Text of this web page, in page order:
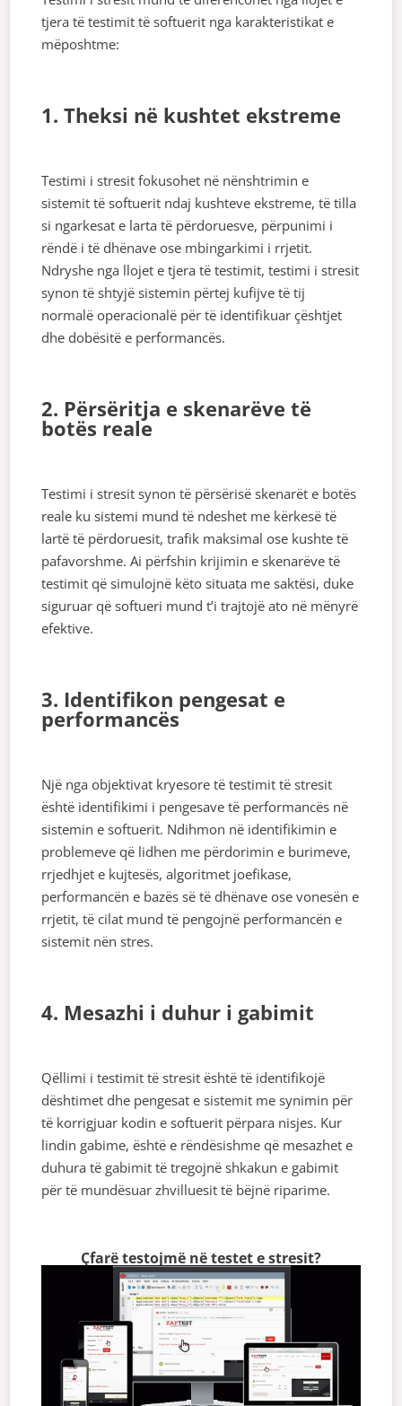
tjera të testimit të softuerit nga karakteristikat e
mëposhtme:
1. Theksi në kushtet ekstreme
Testimi i stresit fokusohet në nënshtrimin e
sistemit të softuerit ndaj kushteve ekstreme, të tilla
si ngarkesat e larta të përdoruesve, përpunimi i
rëndë i të dhënave ose mbingarkimi i rrjetit.
Ndryshe nga llojet e tjera të testimit, testimi i stresit
synon të shtyjë sistemin përtej kufijve të tij
normalë operacionalë për të identifikuar çështjet
dhe dobësitë e performancës.
2. Përsëritja e skenarëve të
botës reale
Testimi i stresit synon të përsërisë skenarët e botës
reale ku sistemi mund të ndeshet me kërkesë të
lartë të përdoruesit, trafik maksimal ose kushte të
pafavorshme. Ai përfshin krijimin e skenarëve të
testimit që simulojnë këto situata me saktësi, duke
siguruar që softueri mund t’i trajtojë ato në mënyrë
efektive.
3. Identifikon pengesat e
performancës
Një nga objektivat kryesore të testimit të stresit
është identifikimi i pengesave të performancës në
sistemin e softuerit. Ndihmon në identifikimin e
problemeve që lidhen me përdorimin e burimeve,
rrjedhjet e kujtesës, algoritmet joefikase,
performancën e bazës së të dhënave ose vonesën e
rrjetit, të cilat mund të pengojnë performancën e
sistemit nën stres.
4. Mesazhi i duhur i gabimit
Qëllimi i testimit të stresit është të identifikojë
dështimet dhe pengesat e sistemit me synimin për
të korrigjuar kodin e softuerit përpara nisjes. Kur
lindin gabime, është e rëndësishme që mesazhet e
duhura të gabimit të tregojnë shkakun e gabimit
për të mundësuar zhvilluesit të bëjnë riparime.
Çfarë testojmë në testet e stresit?